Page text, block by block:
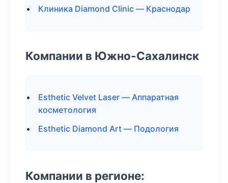
Клиника Diamond Clinic — Краснодар
Компании в Южно-Сахалинск
Esthetic Velvet Laser — Аппаратная
косметология
Esthetic Diamond Art — Подология
Компании в регионе: